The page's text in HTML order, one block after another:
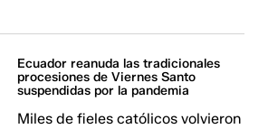
Ecuador reanuda las tradicionales
procesiones de Viernes Santo
suspendidas por la pandemia
Miles de fieles católicos volvieron